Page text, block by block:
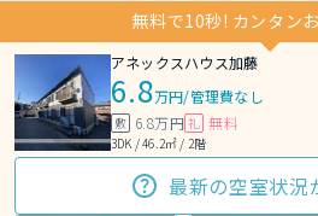
無料で10秒! カンタン
アネックスハウス加藤
6.8万円/管理費なし
敷 6.8万円 礼 無料
3DK / 46.2㎡ / 2階
最新の空室状況